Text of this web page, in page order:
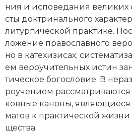
ния и ис­по­ве­да­ния ве­ли­ких
сты док­три­наль­но­го
ли­тур­гической прак­ти­ке.
ло­же­ние пра­во­слав­но­го
но в ка­те­хи­зи­сах;
ем ве­ро­учи­тель­ных ис­тин
тическое бо­го­сло­вие. В
ро­уче­ни­ем
ков­ные ка­но­ны,
ма­тов к прак­тической
ще­ст­ва.